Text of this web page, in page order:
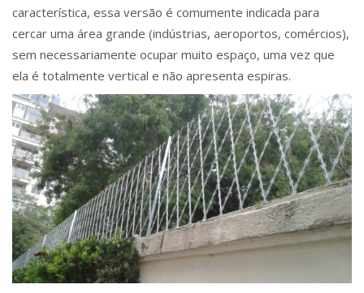
característica, essa versão é comumente indicada para
cercar uma área grande (indústrias, aeroportos, comércios),
sem necessariamente ocupar muito espaço, uma vez que
ela é totalmente vertical e não apresenta espiras.